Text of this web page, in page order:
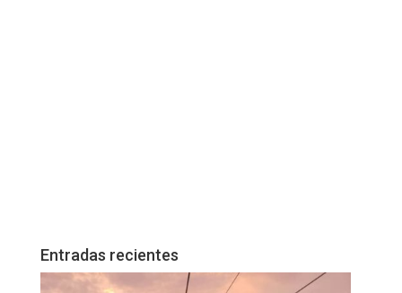
Entradas recientes